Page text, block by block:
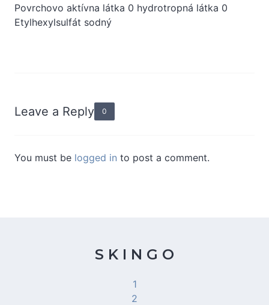
Povrchovo aktívna látka 0 hydrotropná látka 0
Etylhexylsulfát sodný
Leave a Reply 0
You must be logged in to post a comment.
S K I N G O
1
2